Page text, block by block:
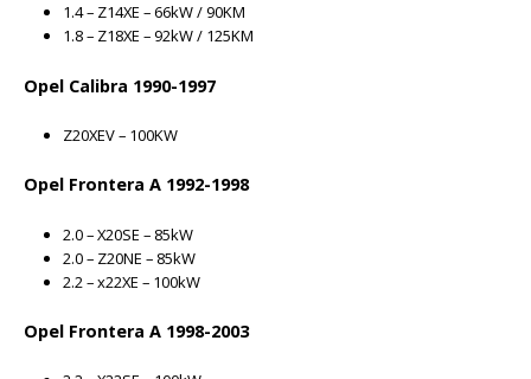
1.4 – Z14XE – 66kW / 90KM
1.8 – Z18XE – 92kW / 125KM
Opel Calibra 1990-1997
Z20XEV – 100KW
Opel Frontera A 1992-1998
2.0 – X20SE – 85kW
2.0 – Z20NE – 85kW
2.2 – x22XE – 100kW
Opel Frontera A 1998-2003